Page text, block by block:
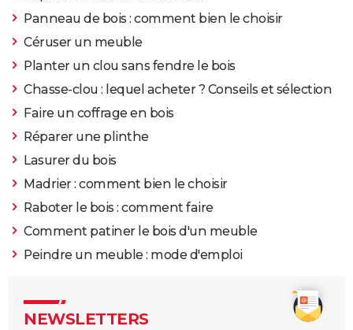
Panneau de bois : comment bien le choisir
Céruser un meuble
Planter un clou sans fendre le bois
Chasse-clou : lequel acheter ? Conseils et sélection
Faire un coffrage en bois
Réparer une plinthe
Lasurer du bois
Madrier : comment bien le choisir
Raboter le bois : comment faire
Comment patiner le bois d'un meuble
Peindre un meuble : mode d'emploi
NEWSLETTERS